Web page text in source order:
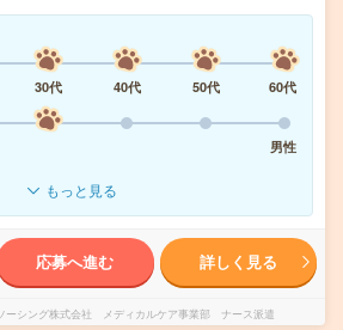
30代 40代 50代
60代
男性
もっと見る
応募へ進む 詳しく見る
ーシング株式会社 メディカルケア事業部 ナース派遣